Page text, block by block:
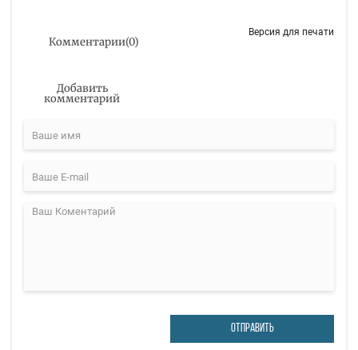
Комментарии(0)
Версия для печати
Добавить
комментарий
ОТПРАВИТЬ